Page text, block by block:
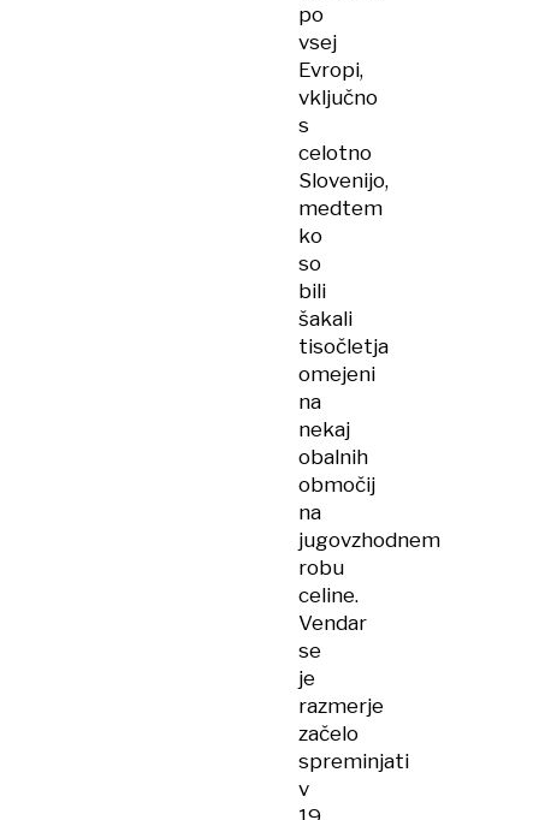
po
vsej
Evropi,
vključno
s
celotno
Slovenijo,
medtem
ko
so
bili
šakali
tisočletja
omejeni
na
nekaj
obalnih
območij
na
jugovzhodnem
robu
celine.
Vendar
se
je
razmerje
začelo
spreminjati
v